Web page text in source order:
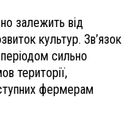
залежить від
культур. Зв’язок
сильно
території,
фермерам